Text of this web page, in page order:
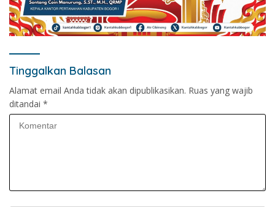
Tinggalkan Balasan
Alamat email Anda tidak akan dipublikasikan. Ruas yang wajib
ditandai *